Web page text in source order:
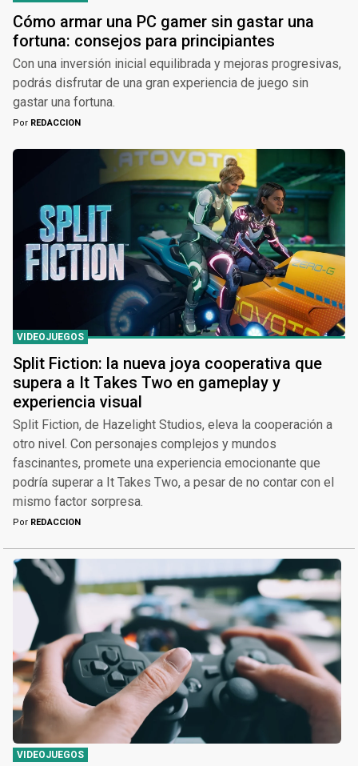
Cómo armar una PC gamer sin gastar una
fortuna: consejos para principiantes
Con una inversión inicial equilibrada y mejoras progresivas,
podrás disfrutar de una gran experiencia de juego sin
gastar una fortuna.
Por REDACCION
VIDEOJUEGOS
Split Fiction: la nueva joya cooperativa que
supera a It Takes Two en gameplay y
experiencia visual
Split Fiction, de Hazelight Studios, eleva la cooperación a
otro nivel. Con personajes complejos y mundos
fascinantes, promete una experiencia emocionante que
podría superar a It Takes Two, a pesar de no contar con el
mismo factor sorpresa.
Por REDACCION
VIDEOJUEGOS